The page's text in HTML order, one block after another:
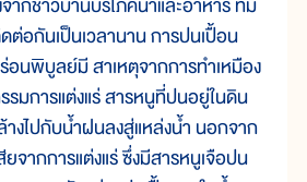
อกันเป็นเวลานาน การปนเปื้อน
อนพิบูลย์มี สาเหตุจากการทำเหมือง
รมการแต่งแร่ สารหนูที่ปนอยู่ในดิน
างไปกับน้ำฝนลงสู่แหล่งน้ำ นอกจาก
จากการแต่งแร่ ซึ่งมีสารหนูเจือปน